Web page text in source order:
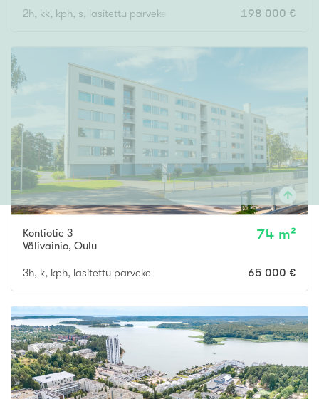
2h, kk, kph, s, lasitettu parveke 198 000 €
Kontiotie 3
Välivainio, Oulu
74 m²
3h, k, kph, lasitettu parveke 65 000 €